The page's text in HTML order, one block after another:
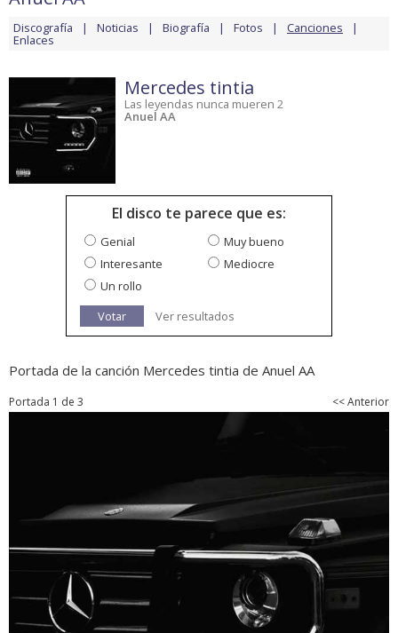
Discografía Noticias Biografía Fotos Canciones
Enlaces
Mercedes tintia
Las leyendas nunca mueren 2
Anuel AA
El disco te parece que es:
Genial
Muy bueno
Interesante
Mediocre
Un rollo
Votar
Ver resultados
Portada de la canción Mercedes tintia de Anuel AA
Portada 1 de 3 << Anterior